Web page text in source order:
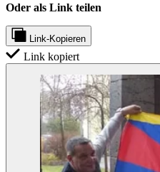
Oder als Link teilen
Link-Kopieren
Link kopiert